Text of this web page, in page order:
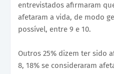
entrevistados afirmaram
afetaram a vida, de modo
possível, entre 9 e 10.
Outros 25% dizem ter sido
8, 18% se consideraram